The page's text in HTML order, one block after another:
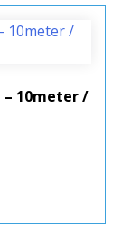
– 10meter /